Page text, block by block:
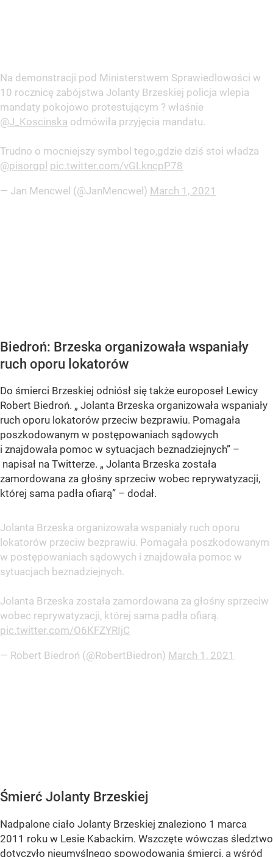
Na demonstracji pod Ministerstwem Sprawiedlowości w
10 rocznicę zabójstwa Jolanty Brzeskiej policja wlepia
mandaty pokojowo protestującym ? właśnie
@J_Koscinska odmówiła przyjęcia mandatu.
Trudno o mocniejszy symbol tego,gdzie dziś stoi władza
@pisorgpl pic.twitter.com/vGLkncpP78
— Jan Mencwel (@JanMencwel) March 1, 2021
Biedroń: Brzeska organizowała wspaniały
ruch oporu lokatorów
Do śmierci Brzeskiej odniósł się także europoseł Lewicy
Robert Biedroń. „ Jolanta Brzeska organizowała wspaniały
ruch oporu lokatorów przeciw bezprawiu. Pomagała
poszkodowanym w postępowaniach sądowych
i znajdowała pomoc w sytuacjach beznadziejnych” –
napisał na Twitterze. „ Jolanta Brzeska została
zamordowana za głośny sprzeciw wobec reprywatyzacji,
której sama padła ofiarą” – dodał.
Jolanta Brzeska organizowała wspaniały ruch oporu
lokatorów przeciw bezprawiu. Pomagała poszkodowanym
w postępowaniach sądowych i znajdowała pomoc w
sytuacjach beznadziejnych.
Jolanta Brzeska została zamordowana za głośny sprzeciw
wobec reprywatyzacji, której sama padła ofiarą.
pic.twitter.com/O6KFZYRIjC
— Robert Biedroń (@RobertBiedron) March 1, 2021
Śmierć Jolanty Brzeskiej
Nadpalone ciało Jolanty Brzeskiej znaleziono 1 marca
2011 roku w Lesie Kabackim. Wszczęte wówczas śledztwo
dotyczyło nieumyślnego spowodowania śmierci, a wśród